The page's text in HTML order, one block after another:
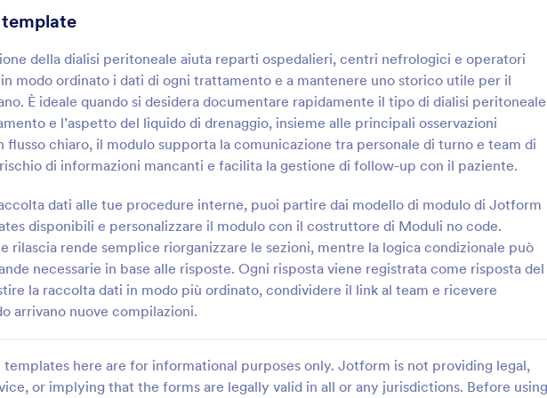
della dialisi peritoneale aiuta reparti ospedalieri, centri nefrologici e operatori
modo ordinato i dati di ogni trattamento e a mantenere uno storico utile per il
È ideale quando si desidera documentare rapidamente il tipo di dialisi
e l’aspetto del liquido di drenaggio, insieme alle principali osservazioni
flusso chiaro, il modulo supporta la comunicazione tra personale di turno e team di
di informazioni mancanti e facilita la gestione di follow-up con il paziente.
dati alle tue procedure interne, puoi partire dai modello di modulo di Jotform
disponibili e personalizzare il modulo con il costruttore di Moduli no code.
rilascia rende semplice riorganizzare le sezioni, mentre la logica condizionale può
necessarie in base alle risposte. Ogni risposta viene registrata come risposta del
la raccolta dati in modo più ordinato, condividere il link al team e ricevere
arrivano nuove compilazioni.
templates here are for informational purposes only. Jotform is not providing legal,
or implying that the forms are legally valid in all or any jurisdictions. Before using
Modulo Di Monitoraggio Remoto Dei Pazienti
paziente aiuta studi e strutture sanitarie a
raccogliere dati per il controllo clinico a
distanza, organizzare follow-up e gestire le
risposte in modo ordinato con Jotform.
Go to Category:
Moduli Assistenza Sanitaria
Usa Template
:
vigilanza con il Modulo di
Sorveglianza di Jotform, ideale
e responsabili della sicurezza
migliorare la raccolta dati e la
degli invii del modulo.
Go to Category:
Moduli di monitoraggio
56
5
85
16
47
118
4